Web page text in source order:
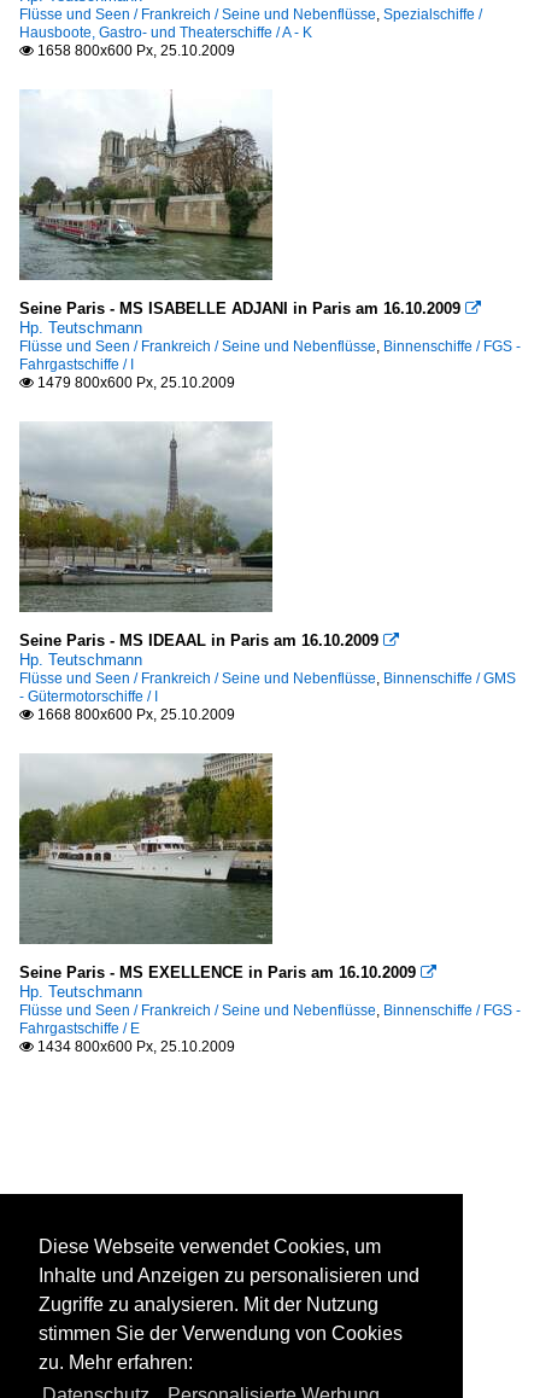
Flüsse und Seen / Frankreich / Seine und Nebenflüsse, Spezialschiffe /
Hausboote, Gastro- und Theaterschiffe / A - K
 1658 800x600 Px, 25.10.2009
Seine Paris - MS ISABELLE ADJANI in Paris am 16.10.2009 
Hp. Teutschmann
Flüsse und Seen / Frankreich / Seine und Nebenflüsse, Binnenschiffe / FGS -
Fahrgastschiffe / I
 1479 800x600 Px, 25.10.2009
Seine Paris - MS IDEAAL in Paris am 16.10.2009 
Hp. Teutschmann
Flüsse und Seen / Frankreich / Seine und Nebenflüsse, Binnenschiffe / GMS
- Gütermotorschiffe / I
 1668 800x600 Px, 25.10.2009
Seine Paris - MS EXELLENCE in Paris am 16.10.2009 
Hp. Teutschmann
Flüsse und Seen / Frankreich / Seine und Nebenflüsse, Binnenschiffe / FGS -
Fahrgastschiffe / E
 1434 800x600 Px, 25.10.2009
Diese Webseite verwendet Cookies, um
Inhalte und Anzeigen zu personalisieren und
Zugriffe zu analysieren. Mit der Nutzung
stimmen Sie der Verwendung von Cookies
zu. Mehr erfahren: